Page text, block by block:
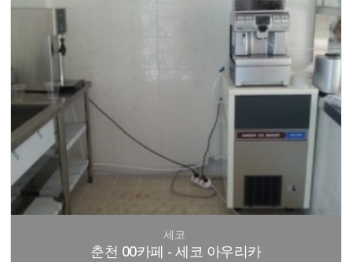
세코
춘천 00카페 - 세코 아우리카